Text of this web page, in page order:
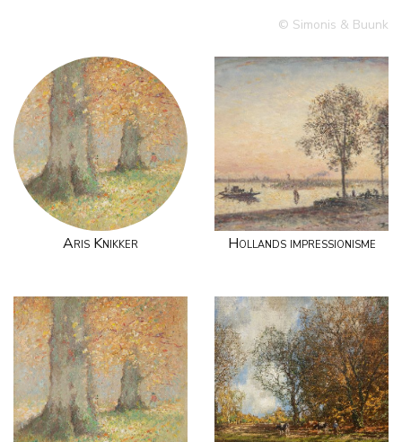
© Simonis & Buunk
Aris Knikker Hollands impressionisme